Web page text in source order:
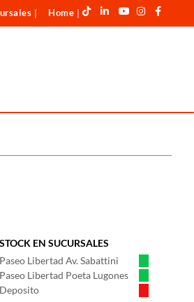
Home
STOCK EN SUCURSALES
Paseo Libertad Av. Sabattini
Paseo Libertad Poeta Lugones
Deposito